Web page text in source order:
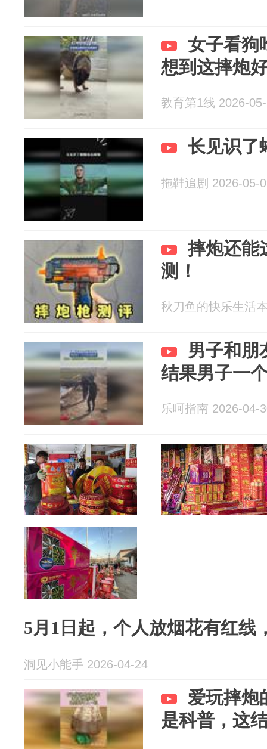
女子看狗
想到这摔炮
教育第1线 2026-
长见识了
拖鞋追剧 2026-05-
摔炮还能
测！
秋刀鱼的快乐生活
男子和朋
结果男子一
乐呵指南 2026-04-
5月1日起，个人放烟花有红线
洞见小能手 2026-04-24
爱玩摔炮
是科普，这